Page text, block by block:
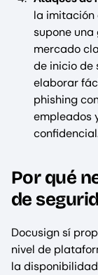
la imitación
supone una
mercado
de inicio de
elaborar
phishing
empleados
Por qué
de
Docusign sí
nivel de
la